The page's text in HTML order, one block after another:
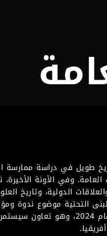
طويل في دراسة ممارسة
وفي الآونة
الدولية، وتاريخ
التحتية موضوع ندوة